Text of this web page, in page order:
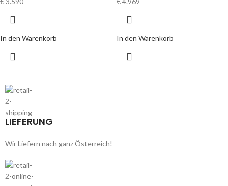
In den Warenkorb In den Warenkorb
LIEFERUNG
Wir Liefern nach ganz Österreich!